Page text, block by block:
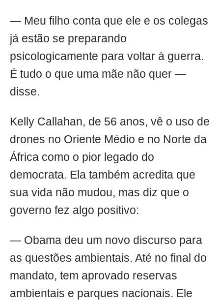
— Meu filho conta que ele e os colegas
já estão se preparando
psicologicamente para voltar à guerra.
É tudo o que uma mãe não quer —
disse.
Kelly Callahan, de 56 anos, vê o uso de
drones no Oriente Médio e no Norte da
África como o pior legado do
democrata. Ela também acredita que
sua vida não mudou, mas diz que o
governo fez algo positivo:
— Obama deu um novo discurso para
as questões ambientais. Até no final do
mandato, tem aprovado reservas
ambientais e parques nacionais. Ele